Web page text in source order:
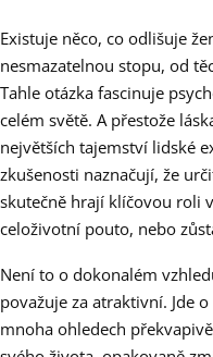
Existuje něco, co odlišuje
nesmazatelnou stopu, od
Tahle otázka fascinuje
celém světě. A přestože
největších tajemství lidské
zkušenosti naznačují, že
skutečně hrají klíčovou roli
celoživotní pouto, nebo
Není to o dokonalém
považuje za atraktivní. Jde
mnoha ohledech